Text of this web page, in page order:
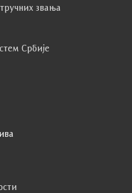
звања
Србије